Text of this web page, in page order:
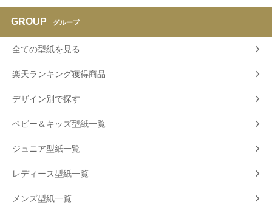
GROUP グループ
全ての型紙を見る
楽天ランキング獲得商品
デザイン別で探す
ベビー＆キッズ型紙一覧
ジュニア型紙一覧
レディース型紙一覧
メンズ型紙一覧